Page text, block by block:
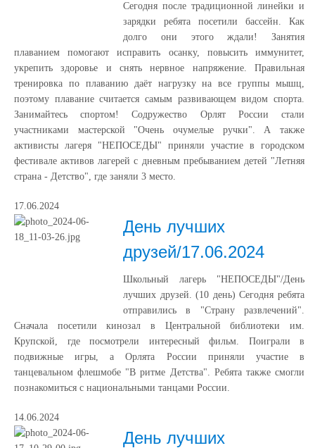
Сегодня после традиционной линейки и
зарядки ребята посетили бассейн. Как
долго они этого ждали! Занятия
плаванием помогают исправить осанку, повысить иммунитет,
укрепить здоровье и снять нервное напряжение. Правильная
тренировка по плаванию даёт нагрузку на все группы мышц,
поэтому плавание считается самым развивающем видом спорта.
Занимайтесь спортом! Содружество Орлят России стали
участниками мастерской "Очень очумелые ручки". А также
активисты лагеря "НЕПОСЕДЫ" приняли участие в городском
фестивале активов лагерей с дневным пребыванием детей "Летняя
страна - Детство", где заняли 3 место.
17.06.2024
День лучших
друзей/17.06.2024
Школьный лагерь "НЕПОСЕДЫ"/День
лучших друзей. (10 день) Сегодня ребята
отправились в "Страну развлечений".
Сначала посетили кинозал в Центральной библиотеки им.
Крупской, где посмотрели интересный фильм. Поиграли в
подвижные игры, а Орлята России приняли участие в
танцевальном флешмобе "В ритме Детства". Ребята также смогли
познакомиться с национальными танцами России.
14.06.2024
День лучших